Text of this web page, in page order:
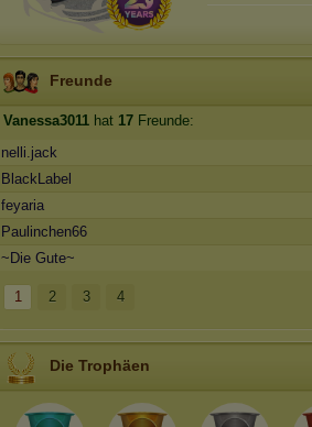
Freunde
Vanessa3011 hat 17 Freunde:
nelli.jack
BlackLabel
feyaria
Paulinchen66
~Die Gute~
1 2 3 4
Die Trophäen